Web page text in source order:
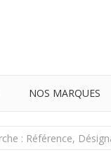
NOS MARQUES